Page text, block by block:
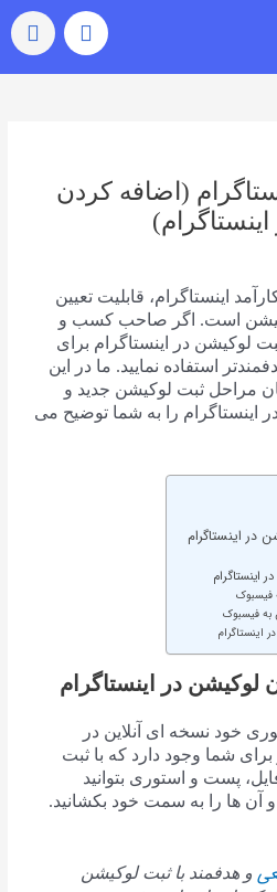
(اضافه کردن
اینستاگرام، قابلیت تعیین
است. اگر صاحب کسب و
لوکیشن در اینستاگرام برای
استفاده نمایید. ما در این
مراحل ثبت لوکیشن جدید و
اینستاگرام را به شما توضیح می
اینستاگرام
فیسبوک
به فیسبوک
اینستاگرام
در اینستاگرام
خود نسخه ای آنلاین در
برای شما وجود دارد که با ثبت
پست و استوری بتوانید
آن ها را به سمت خود بکشانید.
و هدفمند با ثبت لوکیشن